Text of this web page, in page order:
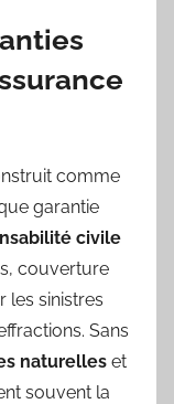
comme
garantie
civile
couverture
les sinistres
Sans
naturelles et
souvent la